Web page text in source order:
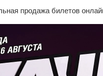
продажа билетов